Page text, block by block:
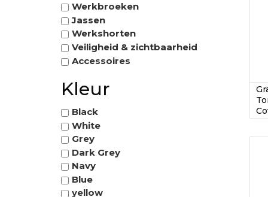
Werkbroeken
Jassen
Werkshorten
Veiligheid & zichtbaarheid
Accessoires
Kleur
Black
White
Grey
Dark Grey
Navy
Blue
yellow